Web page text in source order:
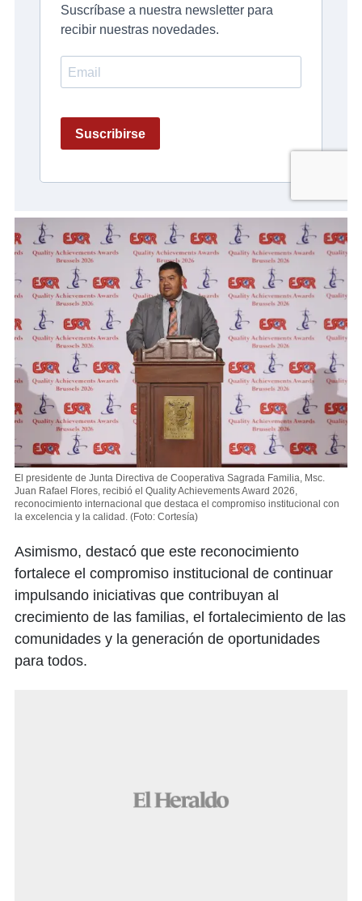
El presidente de Junta Directiva de Cooperativa Sagrada Familia, Msc.
Juan Rafael Flores, recibió el Quality Achievements Award 2026,
reconocimiento internacional que destaca el compromiso institucional con
la excelencia y la calidad. (Foto: Cortesía)
Asimismo, destacó que este reconocimiento
fortalece el compromiso institucional de continuar
impulsando iniciativas que contribuyan al
crecimiento de las familias, el fortalecimiento de las
comunidades y la generación de oportunidades
para todos.